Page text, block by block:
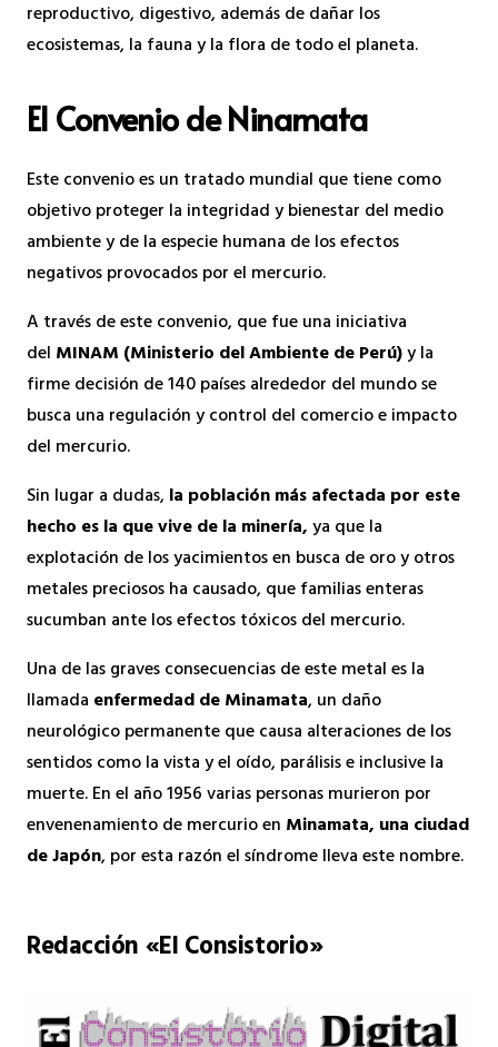
reproductivo, digestivo, además de dañar los
ecosistemas, la fauna y la flora de todo el planeta.
El Convenio de Ninamata
Este convenio es un tratado mundial que tiene como
objetivo proteger la integridad y bienestar del medio
ambiente y de la especie humana de los efectos
negativos provocados por el mercurio.
A través de este convenio, que fue una iniciativa
del MINAM (Ministerio del Ambiente de Perú)y la
firme decisión de 140 países alrededor del mundo se
busca una regulación y control del comercio e impacto
del mercurio.
Sin lugar a dudas,la población más afectada por este
hecho es la que vive de la minería,ya que la
explotación de los yacimientos en busca de oro y otros
metales preciosos ha causado, que familias enteras
sucumban ante los efectos tóxicos del mercurio.
Una de las graves consecuencias de este metal es la
llamada enfermedad de Minamata, un daño
neurológico permanente que causa alteraciones de los
sentidos como la vista y el oído, parálisis e inclusive la
muerte. En el año 1956 varias personas murieron por
envenenamiento de mercurio en Minamata, una ciudad
de Japón, por esta razón el síndrome lleva este nombre.
Redacción «El Consistorio»